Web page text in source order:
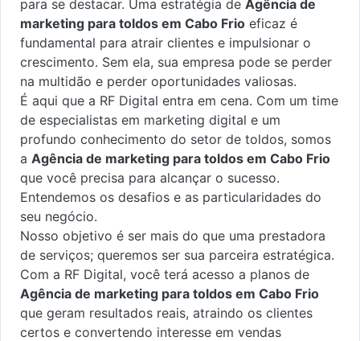
para se destacar. Uma estratégia de Agência de
marketing para toldos em Cabo Frio eficaz é
fundamental para atrair clientes e impulsionar o
crescimento. Sem ela, sua empresa pode se perder
na multidão e perder oportunidades valiosas.
É aqui que a RF Digital entra em cena. Com um time
de especialistas em marketing digital e um
profundo conhecimento do setor de toldos, somos
a Agência de marketing para toldos em Cabo Frio
que você precisa para alcançar o sucesso.
Entendemos os desafios e as particularidades do
seu negócio.
Nosso objetivo é ser mais do que uma prestadora
de serviços; queremos ser sua parceira estratégica.
Com a RF Digital, você terá acesso a planos de
Agência de marketing para toldos em Cabo Frio
que geram resultados reais, atraindo os clientes
certos e convertendo interesse em vendas